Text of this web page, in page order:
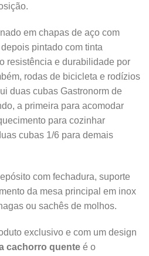
em chapas de aço com
pintado com tinta
resistência e durabilidade por
rodas de bicicleta e rodízios
duas cubas Gastronorm de
a primeira para acomodar
para cozinhar
cubas 1/6 para demais
com fechadura, suporte
da mesa principal em inox
ou sachês de molhos.
exclusivo e com um design
cachorro quente é o